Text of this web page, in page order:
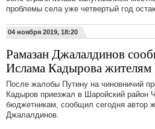
проблемы села уже четвертый год
04 ноября 2019, 18:20
Рамазан Джалалдинов
Ислама Кадырова жителям
После жалобы Путину на чиновничий
Кадыров приезжал в Шаройский район
бюджетникам, сообщил сегодня автор
Джалалдинов.